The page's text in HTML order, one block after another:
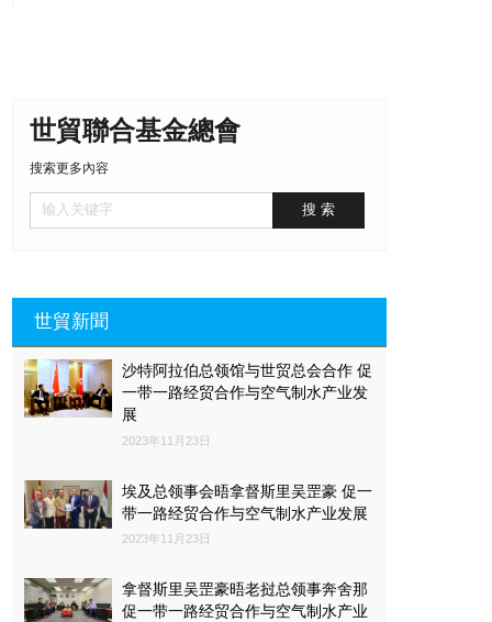
世貿聯合基金總會
搜索更多內容
世貿新聞
沙特阿拉伯总领馆与世贸总会合作 促
一带一路经贸合作与空气制水产业发
展
2023年11月23日
埃及总领事会晤拿督斯里吴罡豪 促一
带一路经贸合作与空气制水产业发展
2023年11月23日
拿督斯里吴罡豪晤老挝总领事奔舍那
促一带一路经贸合作与空气制水产业